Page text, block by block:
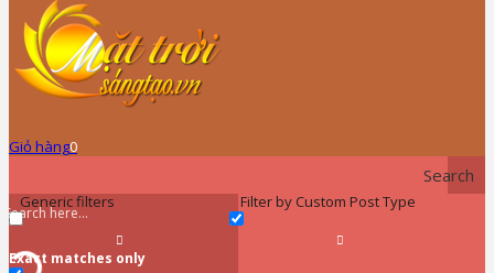
Giỏ hàng0
Search
Generic filters
Exact matches only
Filter by Custom Post Type